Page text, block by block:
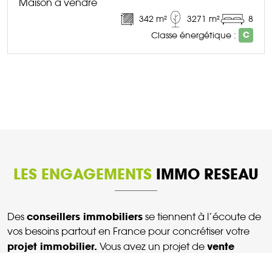
Maison à vendre
342 m² 3271 m²
8
Classe énergétique :
C
LES ENGAGEMENTS IMMO RESEAU
Des conseillers immobiliers se tiennent à l’écoute de
vos besoins partout en France pour concrétiser votre
projet immobilier. Vous avez un projet de vente